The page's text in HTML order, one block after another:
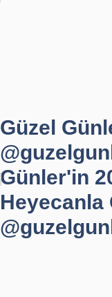
Güzel
Günler'in
Heyecanla